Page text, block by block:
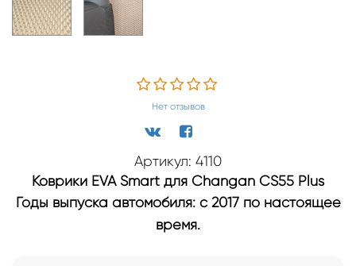
Нет отзывов
Артикул: 4110
Коврики EVA Smart для Changan CS55 Plus
Годы выпуска автомобиля: с 2017 по настоящее
время.